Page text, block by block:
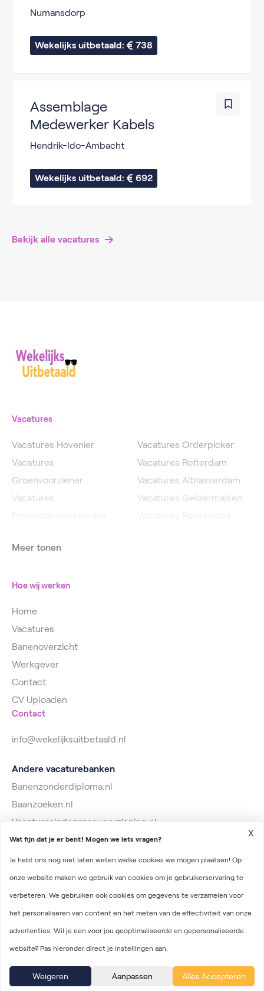
Numansdorp
Wekelijks uitbetaald: 738
Assemblage
Medewerker Kabels
Hendrik-Ido-Ambacht
Wekelijks uitbetaald: 692
Bekijk alle vacatures
Vacatures
Vacatures Hovenier
Vacatures
Groenvoorziener
Vacatures
Vacatures
Vacatures Orderpicker
Vacatures Rotterdam
Vacatures Alblasserdam
Vacatures Geldermalsen
Meer tonen
Hoe wij werken
Home
Vacatures
Banenoverzicht
Werkgever
Contact
CV Uploaden
Contact
info@wekelijksuitbetaald.nl
Andere vacaturebanken
Banenzonderdiploma.nl
Baanzoeken.nl
Vacaturesindegroenvoorziening.nl
Privacyverklaring
Onderdeel van Irys Vacaturelab
Wat fijn dat je er bent! Mogen we iets vragen?
Je hebt ons nog niet laten weten welke cookies we mogen plaatsen! Op
onze website maken we gebruik van cookies om je gebruikerservaring te
verbeteren. We gebruiken ook cookies om gegevens te verzamelen voor
het personaliseren van content en het meten van de effectiviteit van onze
advertenties. Wil je een voor jou geoptimaliseerde en gepersonaliseerde
website? Pas hieronder direct je instellingen aan.
Weigeren Aanpassen Alles Accepteren
X